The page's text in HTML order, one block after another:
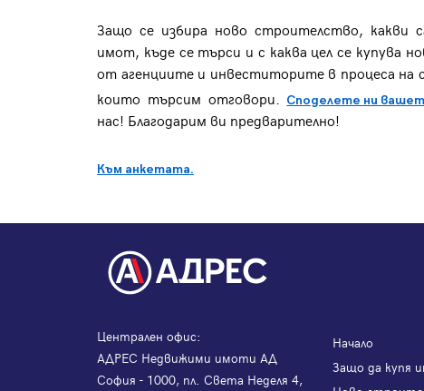
Защо се избира ново строителство, какви
имот, къде се търси и с каква цел се купува
от агенциите и инвеститорите в процеса на
които търсим отговори.
Споделете ни
нас! Благодарим ви предварително!
Към анкетата.
Централен офис:
АДРЕС Недвижими имоти АД
София - 1000, пл. Света Неделя 4,
Начало
Защо да купя